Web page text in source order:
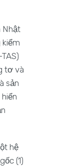
Nhật
kiểm
tơ và
sản
hệ
(1)